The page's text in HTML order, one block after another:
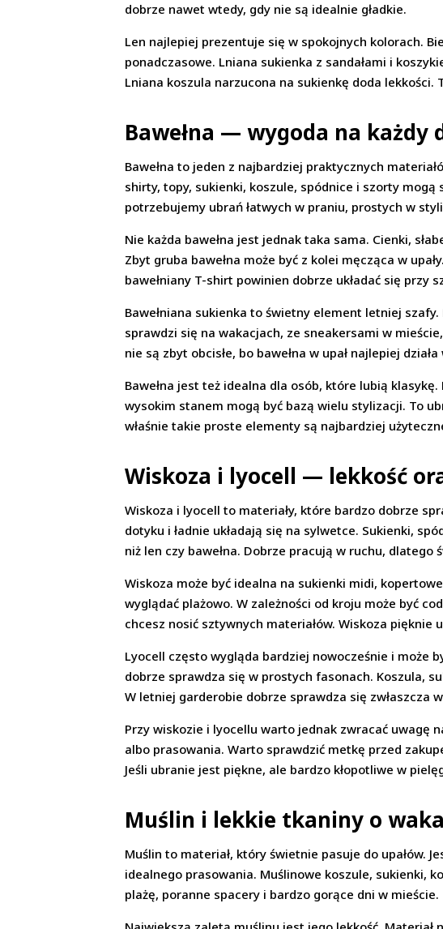
dobrze nawet wtedy, gdy nie są idealnie gładkie.
Len najlepiej prezentuje się w spokojnych kolorach.
ponadczasowe. Lniana sukienka z sandałami i
Lniana koszula narzucona na sukienkę doda lekkości.
Bawełna — wygoda na każdy
Bawełna to jeden z najbardziej praktycznych
shirty, topy, sukienki, koszule, spódnice i szorty
potrzebujemy ubrań łatwych w praniu, prostych w
Nie każda bawełna jest jednak taka sama. Cienki,
Zbyt gruba bawełna może być z kolei męcząca w
bawełniany T-shirt powinien dobrze układać się przy
Bawełniana sukienka to świetny element letniej
sprawdzi się na wakacjach, ze sneakersami w
nie są zbyt obcisłe, bo bawełna w upał najlepiej
Bawełna jest też idealna dla osób, które lubią
wysokim stanem mogą być bazą wielu stylizacji. To
właśnie takie proste elementy są najbardziej
Wiskoza i lyocell — lekkość
Wiskoza i lyocell to materiały, które bardzo dobrze
dotyku i ładnie układają się na sylwetce. Sukienki,
niż len czy bawełna. Dobrze pracują w ruchu,
Wiskoza może być idealna na sukienki midi,
wyglądać plażowo. W zależności od kroju może być
chcesz nosić sztywnych materiałów. Wiskoza
Lyocell często wygląda bardziej nowocześnie i może
dobrze sprawdza się w prostych fasonach. Koszula,
W letniej garderobie dobrze sprawdza się zwłaszcza
Przy wiskozie i lyocellu warto jednak zwracać uwagę
albo prasowania. Warto sprawdzić metkę przed
Jeśli ubranie jest piękne, ale bardzo kłopotliwe w
Muślin i lekkie tkaniny o
Muślin to materiał, który świetnie pasuje do upałów.
idealnego prasowania. Muślinowe koszule, sukienki,
plażę, poranne spacery i bardzo gorące dni w mieście.